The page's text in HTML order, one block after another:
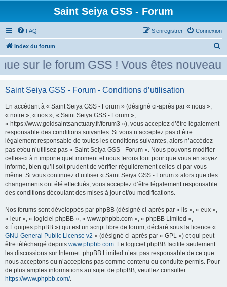
Saint Seiya GSS - Forum
FAQ Connexion
S’enregistrer
Index du forum
e
sur le forum GSS ! Vous êtes nouveau
Saint Seiya GSS - Forum - Conditions d’utilisation
En accédant à « Saint Seiya GSS - Forum » (désigné ci-après par « nous »,
« notre », « nos », « Saint Seiya GSS - Forum »,
« https://www.goldsaintsanctuary.fr/forum3 »), vous acceptez d’être légalement
responsable des conditions suivantes. Si vous n’acceptez pas d’être
légalement responsable de toutes les conditions suivantes, alors n’accédez
pas et/ou n’utilisez pas « Saint Seiya GSS - Forum ». Nous pouvons modifier
celles-ci à n’importe quel moment et nous ferons tout pour que vous en soyez
informé, bien qu’il soit prudent de vérifier régulièrement celles-ci par vous-
même. Si vous continuez d’utiliser « Saint Seiya GSS - Forum » alors que des
changements ont été effectués, vous acceptez d’être légalement responsable
des conditions découlant des mises à jour et/ou modifications.
Nos forums sont développés par phpBB (désigné ci-après par « ils », « eux »,
« leur », « logiciel phpBB », « www.phpbb.com », « phpBB Limited »,
« Équipes phpBB ») qui est un script libre de forum, déclaré sous la licence «
GNU General Public License v2 » (désigné ci-après par « GPL ») et qui peut
être téléchargé depuis www.phpbb.com. Le logiciel phpBB facilite seulement
les discussions sur Internet. phpBB Limited n’est pas responsable de ce que
nous acceptons ou n’acceptons pas comme contenu ou conduite permis. Pour
de plus amples informations au sujet de phpBB, veuillez consulter :
https://www.phpbb.com/.